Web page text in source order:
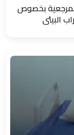
بخصوص
البيئي